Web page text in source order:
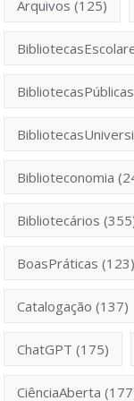
Arquivos (125)
BibliotecasPúblicas
Biblioteconomia
Bibliotecários
BoasPráticas (123)
Catalogação (137)
ChatGPT (175)
CiênciaAberta